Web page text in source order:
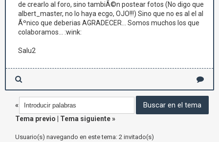
de crearlo al foro, sino tambiÃ©n postear fotos (No digo que
albert_master, no lo haya ecgo, OJO!!!) Sino que no es al el al
Ãºnico que deberias AGRADECER... Somos muchos los que
colaboramos... :wink:
Salu2
«
Tema previo
Tema siguiente»
Usuario(s) navegando en este tema: 2 invitado(s)